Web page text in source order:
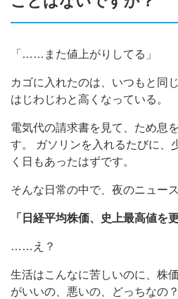
「……また値上がりしてる」
カゴに入れたのは、いつもと同
はじわじわと高くなっている。
電気代の請求書を見て、ため息
す。 ガソリンを入れるたびに、
く日もあったはずです。
そんな日常の中で、夜のニュ
「日経平均株価、史上最高値を更
……え？
生活はこんなに苦しいのに、株
がいいの、悪いの、どっちなの？